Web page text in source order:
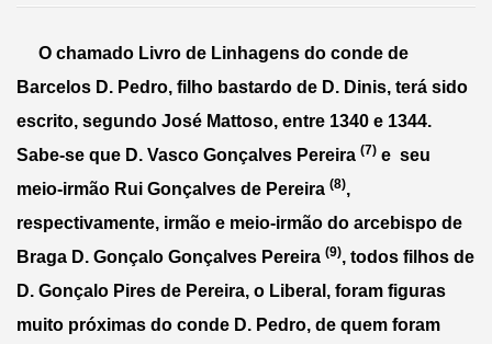
O chamado Livro de Linhagens do conde de
Barcelos D. Pedro, filho bastardo de D. Dinis, terá sido
escrito, segundo José Mattoso, entre 1340 e 1344.
Sabe-se que D. Vasco Gonçalves Pereira (7) e  seu
meio-irmão Rui Gonçalves de Pereira (8),
respectivamente, irmão e meio-irmão do arcebispo de
Braga D. Gonçalo Gonçalves Pereira (9), todos filhos de
D. Gonçalo Pires de Pereira, o Liberal, foram figuras
muito próximas do conde D. Pedro, de quem foram